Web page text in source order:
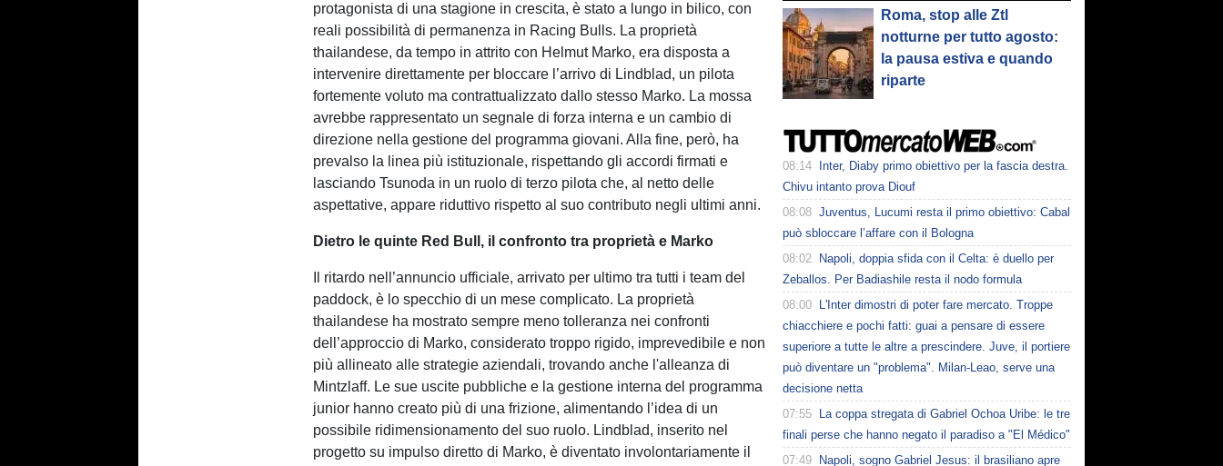
protagonista di una stagione in crescita, è stato a lungo in bilico, con
reali possibilità di permanenza in Racing Bulls. La proprietà
thailandese, da tempo in attrito con Helmut Marko, era disposta a
intervenire direttamente per bloccare l’arrivo di Lindblad, un pilota
fortemente voluto ma contrattualizzato dallo stesso Marko. La mossa
avrebbe rappresentato un segnale di forza interna e un cambio di
direzione nella gestione del programma giovani. Alla fine, però, ha
prevalso la linea più istituzionale, rispettando gli accordi firmati e
lasciando Tsunoda in un ruolo di terzo pilota che, al netto delle
aspettative, appare riduttivo rispetto al suo contributo negli ultimi anni.
Dietro le quinte Red Bull, il confronto tra proprietà e Marko
Il ritardo nell’annuncio ufficiale, arrivato per ultimo tra tutti i team del
paddock, è lo specchio di un mese complicato. La proprietà
thailandese ha mostrato sempre meno tolleranza nei confronti
dell’approccio di Marko, considerato troppo rigido, imprevedibile e non
più allineato alle strategie aziendali, trovando anche l'alleanza di
Mintzlaff. Le sue uscite pubbliche e la gestione interna del programma
junior hanno creato più di una frizione, alimentando l’idea di un
possibile ridimensionamento del suo ruolo. Lindblad, inserito nel
progetto su impulso diretto di Marko, è diventato involontariamente il
Roma, stop alle Ztl
notturne per tutto agosto:
la pausa estiva e quando
riparte
08:14
Inter, Diaby primo obiettivo per la fascia destra.
Chivu intanto prova Diouf
08:08 Juventus, Lucumi resta il primo obiettivo: Cabal
può sbloccare l’affare con il Bologna
08:02
Napoli, doppia sfida con il Celta: è duello per
Zeballos. Per Badiashile resta il nodo formula
08:00
L'Inter dimostri di poter fare mercato. Troppe
chiacchiere e pochi fatti: guai a pensare di essere
superiore a tutte le altre a prescindere. Juve, il portiere
può diventare un "problema". Milan-Leao, serve una
decisione netta
07:55
La coppa stregata di Gabriel Ochoa Uribe: le tre
finali perse che hanno negato il paradiso a "El Médico"
07:49
Napoli, sogno Gabriel Jesus: il brasiliano apre